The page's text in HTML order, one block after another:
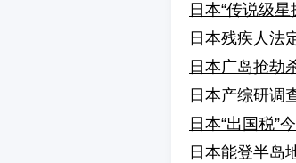
日本“传说级
日本残疾人法
日本广岛抢劫
日本产综研调
日本“出国税”
日本能登半岛